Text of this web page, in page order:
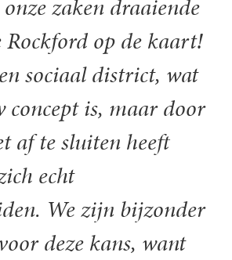
zaken draaiende
Rockford op de kaart!
sociaal district, wat
concept is, maar door
af te sluiten heeft
echt
We zijn bijzonder
deze kans, want